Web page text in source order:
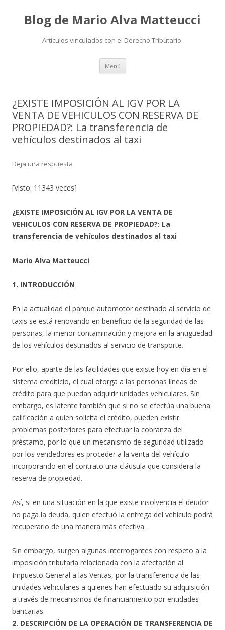
Blog de Mario Alva Matteucci
Artículos vinculados con el Derecho Tributario.
Menú Ir
contenido
¿EXISTE IMPOSICIÓN AL IGV POR LA
VENTA DE VEHICULOS CON RESERVA DE
PROPIEDAD?: La transferencia de
vehículos destinados al taxi
Deja una respuesta
[Visto: 11343 veces]
¿EXISTE IMPOSICIÓN AL IGV POR LA VENTA DE
VEHICULOS CON RESERVA DE PROPIEDAD?: La
transferencia de vehículos destinados al taxi
Mario Alva Matteucci
1. INTRODUCCIÓN
En la actualidad el parque automotor destinado al servicio de
taxis se está renovando en beneficio de la seguridad de las
personas, la menor contaminación y mejora en la antigüedad
de los vehículos destinados al servicio de transporte.
Por ello, aparte de las facilidades que existe hoy en día en el
sistema crediticio, el cual otorga a las personas líneas de
crédito para que puedan adquirir unidades vehiculares. Sin
embargo, es latente también que si no se efectúa una buena
calificación a quien solicita el crédito, pueden existir
problemas posteriores para efectuar la cobranza del
préstamo, por lo que un mecanismo de seguridad utilizado
por los vendedores es proceder a la venta del vehículo
incorporando en el contrato una cláusula que considera la
reserva de propiedad.
Así, si en una situación en la que existe insolvencia el deudor
no paga la deuda, quien efectuó la entrega del vehículo podrá
recuperarlo de una manera más efectiva.
Sin embargo, surgen algunas interrogantes con respeto a la
imposición tributaria relacionada con la afectación al
Impuesto General a las Ventas, por la transferencia de las
unidades vehiculares a quienes han efectuado su adquisición
a través de mecanismos de financiamiento por entidades
bancarias.
2. DESCRIPCIÓN DE LA OPERACIÓN DE TRANSFERENCIA DE